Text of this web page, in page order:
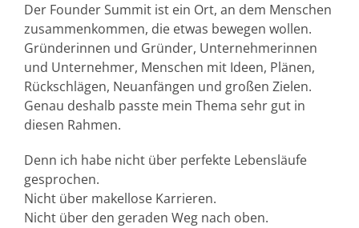
Der Founder Summit ist ein Ort, an dem Menschen
zusammenkommen, die etwas bewegen wollen.
Gründerinnen und Gründer, Unternehmerinnen
und Unternehmer, Menschen mit Ideen, Plänen,
Rückschlägen, Neuanfängen und großen Zielen.
Genau deshalb passte mein Thema sehr gut in
diesen Rahmen.
Denn ich habe nicht über perfekte Lebensläufe
gesprochen.
Nicht über makellose Karrieren.
Nicht über den geraden Weg nach oben.